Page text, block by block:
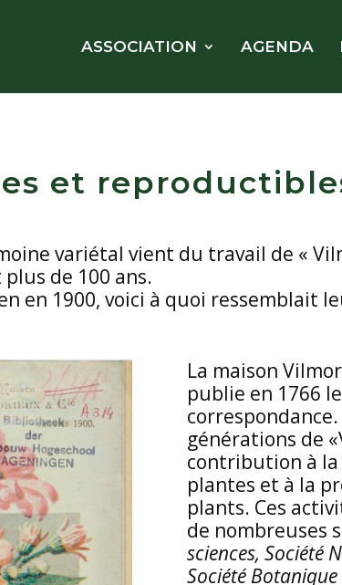
ASSOCIATION AGENDA
et
variétal vient du travail de «
de 100 ans.
en 1900, voici à quoi ressemblait
La maison
publie en 1766
générations de
contribution à la
plantes et à la
plants. Ces
de nombreuses
sciences, Société
Société Botanique